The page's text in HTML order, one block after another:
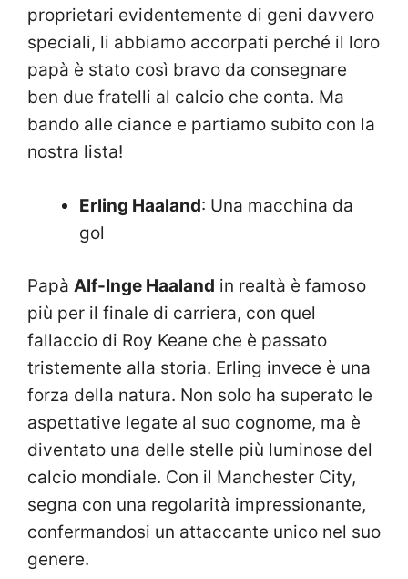
proprietari evidentemente di geni davvero
speciali, li abbiamo accorpati perché il loro
papà è stato così bravo da consegnare
ben due fratelli al calcio che conta. Ma
bando alle ciance e partiamo subito con la
nostra lista!
Erling Haaland: Una macchina da
gol
Papà Alf-Inge Haaland in realtà è famoso
più per il finale di carriera, con quel
fallaccio di Roy Keane che è passato
tristemente alla storia. Erling invece è una
forza della natura. Non solo ha superato le
aspettative legate al suo cognome, ma è
diventato una delle stelle più luminose del
calcio mondiale. Con il Manchester City,
segna con una regolarità impressionante,
confermandosi un attaccante unico nel suo
genere.